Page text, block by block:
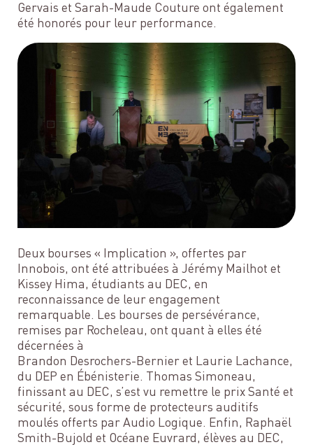
Gervais et Sarah-Maude Couture ont également
été honorés pour leur performance.
Deux bourses « Implication », offertes par
Innobois, ont été attribuées à Jérémy Mailhot et
Kissey Hima, étudiants au DEC, en
reconnaissance de leur engagement
remarquable. Les bourses de persévérance,
remises par Rocheleau, ont quant à elles été
décernées à
Brandon Desrochers-Bernier et Laurie Lachance,
du DEP en Ébénisterie. Thomas Simoneau,
finissant au DEC, s’est vu remettre le prix Santé et
sécurité, sous forme de protecteurs auditifs
moulés offerts par Audio Logique. Enfin, Raphaël
Smith-Bujold et Océane Euvrard, élèves au DEC,